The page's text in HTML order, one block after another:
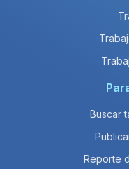
Buscar
Reporte